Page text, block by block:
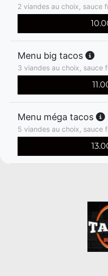
2 viandes au choix, sauce
Menu big tacos
3 viandes au choix, sauce
Menu méga tacos
5 viandes au choix, sauce